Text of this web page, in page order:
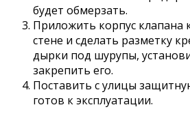
будет обмерзать.
Приложить корпус клапана
стене и сделать разметку
дырки под шурупы,
закрепить его.
Поставить с улицы
готов к эксплуатации.